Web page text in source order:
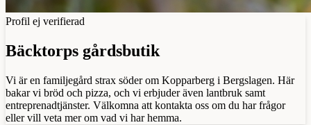
Profil ej verifierad
Bäcktorps gårdsbutik
Vi är en familjegård strax söder om Kopparberg i Bergslagen. Här
bakar vi bröd och pizza, och vi erbjuder även lantbruk samt
entreprenadtjänster. Välkomna att kontakta oss om du har frågor
eller vill veta mer om vad vi har hemma.